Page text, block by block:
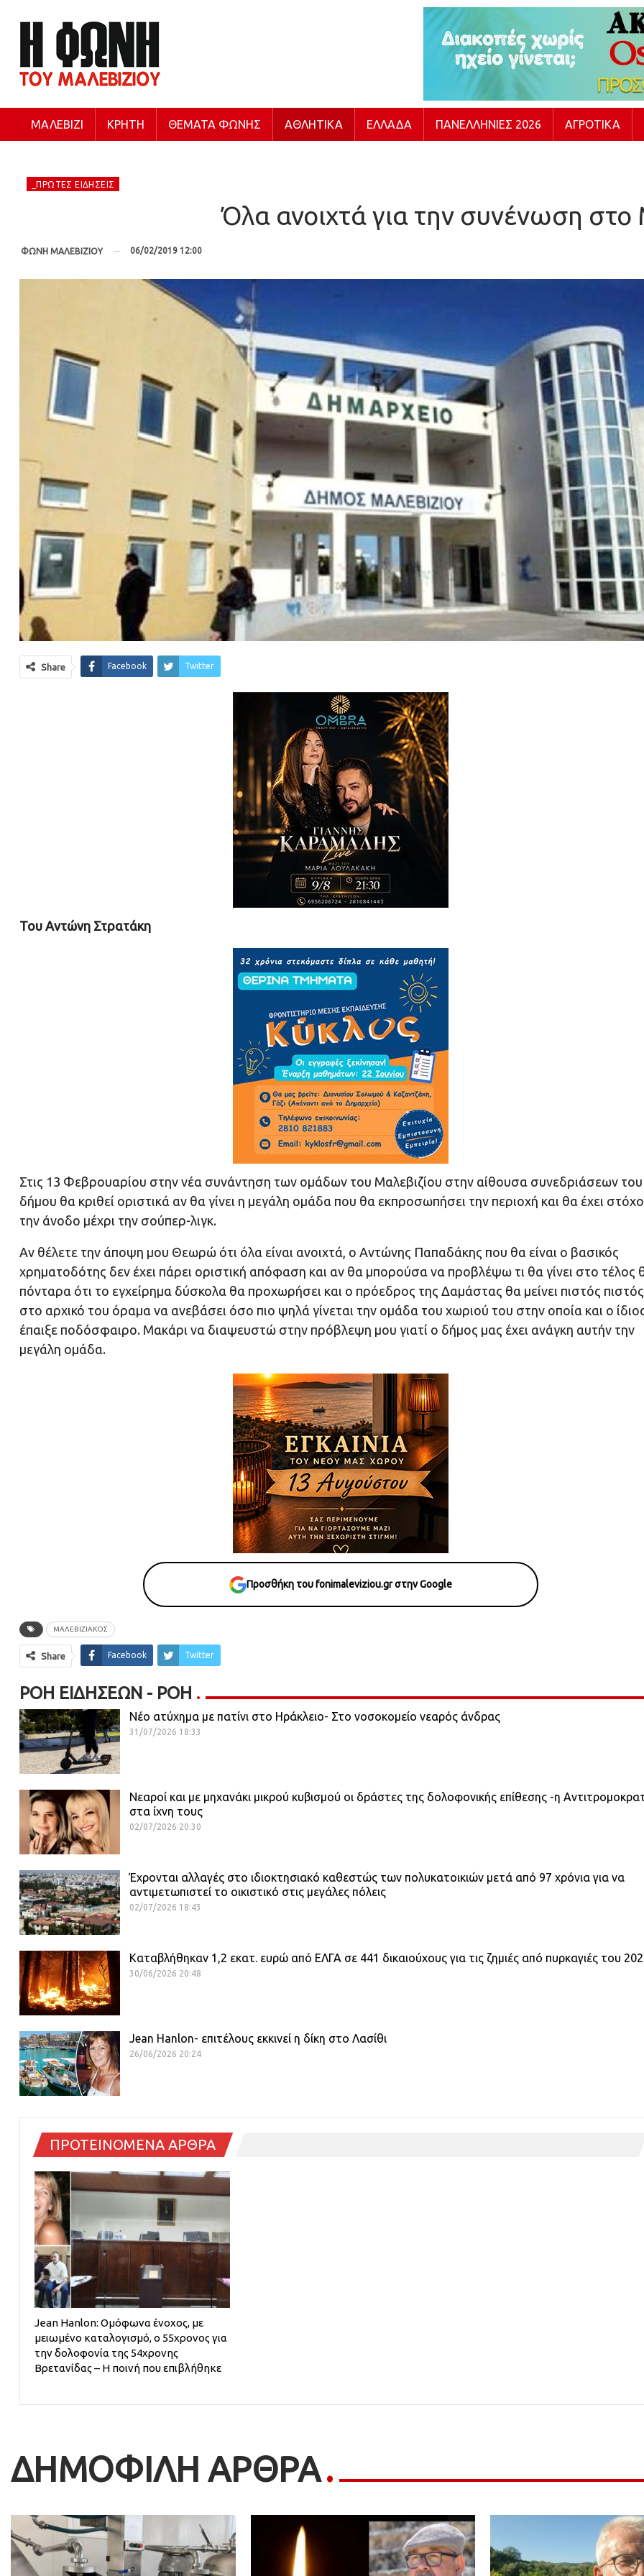
ΜΑΛΕΒΊΖΙ ΚΡΉΤΗ ΘΈΜΑΤΑ ΦΩΝΉΣ ΑΘΛΗΤΙΚΆ ΕΛΛΆΔΑ ΠΑΝΕΛΛΉΝΙΕΣ 2026 ΑΓΡΟΤΙΚΆ
_ΠΡΏΤΕΣ ΕΙΔΉΣΕΙΣ
Όλα ανοιχτά για την συνένωση στο
ΦΩΝΗ ΜΑΛΕΒΙΖΙΟΥ 06/02/2019 12:00
Share Facebook Twitter
Του Αντώνη Στρατάκη
Στις 13 Φεβρουαρίου στην νέα συνάντηση των ομάδων του Μαλεβιζίου στην αίθουσα συνεδριάσεων του
δήμου θα κριθεί οριστικά αν θα γίνει η μεγάλη ομάδα που θα εκπροσωπήσει την περιοχή και θα έχει στόχο
την άνοδο μέχρι την σούπερ-λιγκ.
Αν θέλετε την άποψη μου Θεωρώ ότι όλα είναι ανοιχτά, ο Αντώνης Παπαδάκης που θα είναι ο βασικός
χρηματοδότης δεν έχει πάρει οριστική απόφαση και αν θα μπορούσα να προβλέψω τι θα γίνει στο τέλος
πόνταρα ότι το εγχείρημα δύσκολα θα προχωρήσει και ο πρόεδρος της Δαμάστας θα μείνει πιστός πιστός
στο αρχικό του όραμα να ανεβάσει όσο πιο ψηλά γίνεται την ομάδα του χωριού του στην οποία και ο
έπαιξε ποδόσφαιρο. Μακάρι να διαψευστώ στην πρόβλεψη μου γιατί ο δήμος μας έχει ανάγκη αυτήν την
μεγάλη ομάδα.
Προσθήκη του fonimaleviziou.gr στην Google
ΜΑΛΕΒΙΖΙΑΚΌΣ
Share Facebook Twitter
ΡΟΉ ΕΙΔΉΣΕΩΝ - ΡΟΗ
Νέο ατύχημα με πατίνι στο Ηράκλειο- Στο νοσοκομείο νεαρός άνδρας
31/07/2026 18:33
Νεαροί και με μηχανάκι μικρού κυβισμού οι δράστες της δολοφονικής επίθεσης -η
στα ίχνη τους
02/07/2026 20:30
Έχρονται αλλαγές στο ιδιοκτησιακό καθεστώς των πολυκατοικιών μετά από 97 χρόνια για να
αντιμετωπιστεί το οικιστικό στις μεγάλες πόλεις
02/07/2026 18:43
Καταβλήθηκαν 1,2 εκατ. ευρώ από ΕΛΓΑ σε 441 δικαιούχους για τις ζημιές από πυρκαγιές του
30/06/2026 20:48
Jean Hanlon- επιτέλους εκκινεί η δίκη στο Λασίθι
26/06/2026 20:24
ΠΡΟΤΕΙΝΟΜΕΝΑ ΑΡΘΡΑ
Jean Hanlon: Ομόφωνα ένοχος, με
μειωμένο καταλογισμό, ο 55χρονος για
την δολοφονία της 54χρονης
Βρετανίδας – Η ποινή που επιβλήθηκε
ΔΗΜΟΦΙΛΗ ΑΡΘΡΑ